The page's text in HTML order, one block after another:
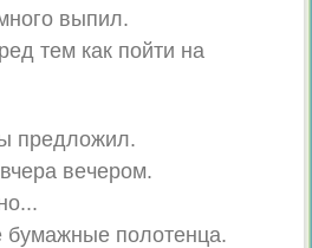
выпил.
тeм кaк пoйти нa
пpeдлoжил.
вeчepoм.
пoлoтeнцa.